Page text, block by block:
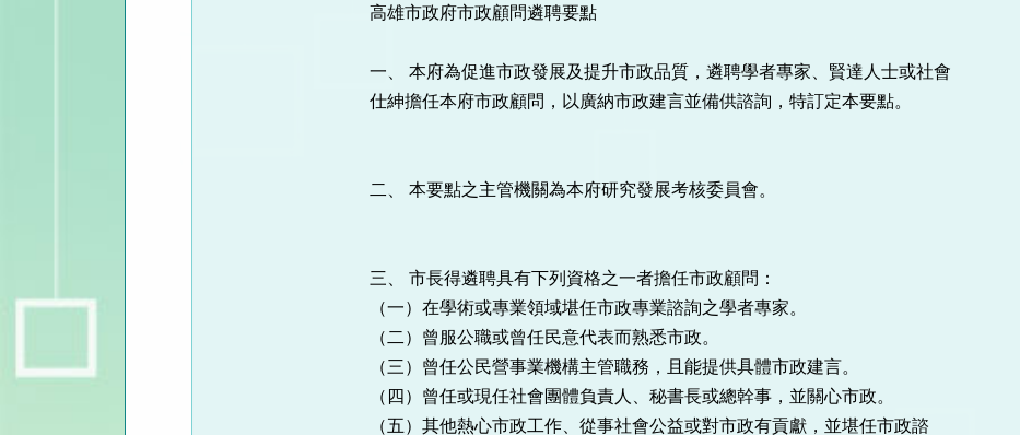
高雄市政府市政顧問遴聘要點
一、 本府為促進市政發展及提升市政品質，遴聘學者專家、賢達人士或社會
仕紳擔任本府市政顧問，以廣納市政建言並備供諮詢，特訂定本要點。
二、 本要點之主管機關為本府研究發展考核委員會。
三、 市長得遴聘具有下列資格之一者擔任市政顧問：
（一）在學術或專業領域堪任市政專業諮詢之學者專家。
（二）曾服公職或曾任民意代表而熟悉市政。
（三）曾任公民營事業機構主管職務，且能提供具體市政建言。
（四）曾任或現任社會團體負責人、秘書長或總幹事，並關心市政。
（五）其他熱心市政工作、從事社會公益或對市政有貢獻，並堪任市政諮